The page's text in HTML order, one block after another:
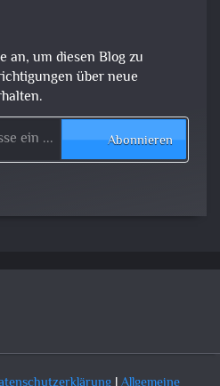
an, um diesen Blog zu
über neue
Abonnieren